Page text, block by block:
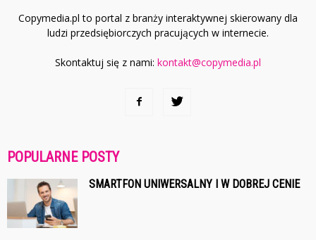
Copymedia.pl to portal z branży interaktywnej skierowany dla
ludzi przedsiębiorczych pracujących w internecie.
Skontaktuj się z nami: kontakt@copymedia.pl
POPULARNE POSTY
SMARTFON UNIWERSALNY I W DOBREJ CENIE